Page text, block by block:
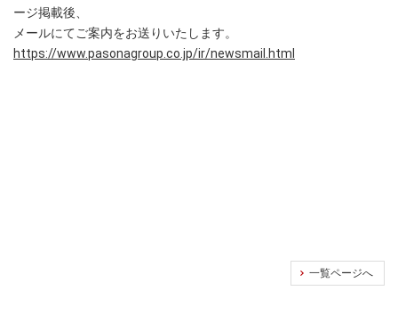
ージ掲載後、
メールにてご案内をお送りいたします。
https://www.pasonagroup.co.jp/ir/newsmail.html
一覧ページへ